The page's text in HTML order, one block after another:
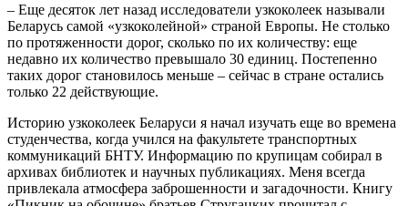
– Еще десяток лет назад исследователи узкоколеек называли
Беларусь самой «узкоколейной» страной Европы. Не столько
по протяженности дорог, сколько по их количеству: еще
недавно их количество превышало 30 единиц. Постепенно
таких дорог становилось меньше – сейчас в стране остались
только 22 действующие.
Историю узкоколеек Беларуси я начал изучать еще во времена
студенчества, когда учился на факультете транспортных
коммуникаций БНТУ. Информацию по крупицам собирал в
архивах библиотек и научных публикациях. Меня всегда
привлекала атмосфера заброшенности и загадочности. Книгу